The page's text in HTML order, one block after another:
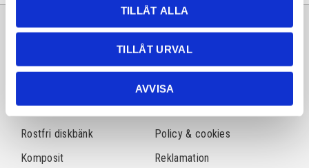
TILLÅT ALLA
TILLÅT URVAL
AVVISA
Sortiment
Natursten
Rostfri diskbänk
Komposit
Information
Frågor & svar
Köpvillkor
Policy & cookies
Reklamation